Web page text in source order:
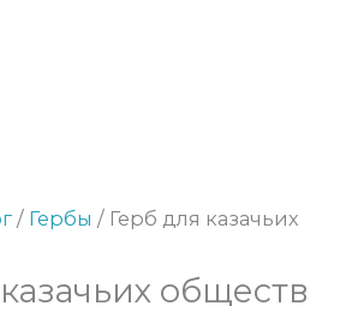
/ Гербы / Герб для казачьих
обществ